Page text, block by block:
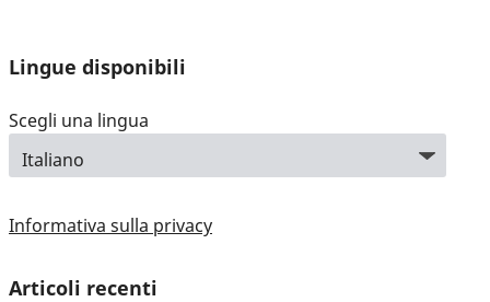
Lingue disponibili
Scegli una lingua
Informativa sulla privacy
Articoli recenti